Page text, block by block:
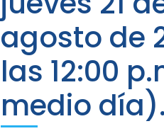
agosto de
las 12:00
medio